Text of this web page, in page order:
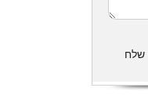
שלח